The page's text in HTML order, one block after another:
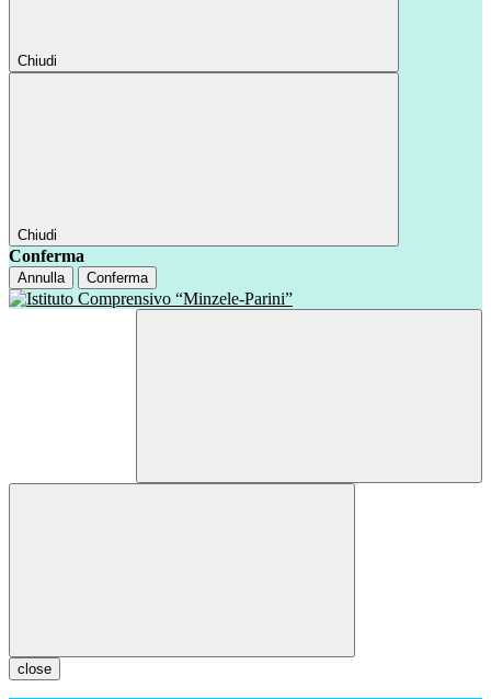
Chiudi
Chiudi
Conferma
Annulla Conferma
close